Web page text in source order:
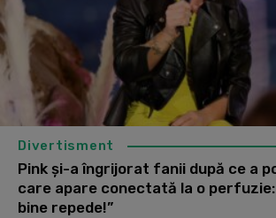
Divertisment
Pink și-a îngrijorat fanii după ce a
care apare conectată la o
bine repede!”